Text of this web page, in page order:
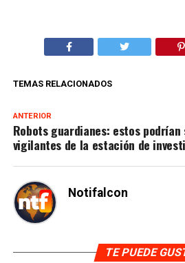
TEMAS RELACIONADOS
ANTERIOR
Robots guardianes: estos podrían
vigilantes de la estación de
Notifalcon
TE PUEDE